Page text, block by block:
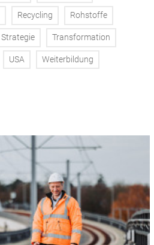
Recycling Rohstoffe
Strategie Transformation
USA Weiterbildung